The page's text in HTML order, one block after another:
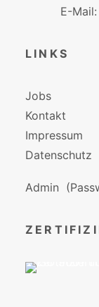
E-
LINKS
Jobs
Kontakt
Impressum
Datenschutz
Admin